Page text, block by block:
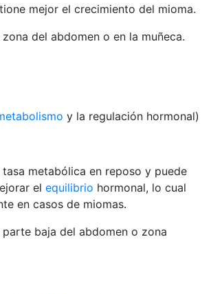
mejor el crecimiento del mioma.
del abdomen o en la muñeca.
y la regulación hormonal)
tasa metabólica en reposo y puede
el equilibrio hormonal, lo cual
en casos de miomas.
baja del abdomen o zona